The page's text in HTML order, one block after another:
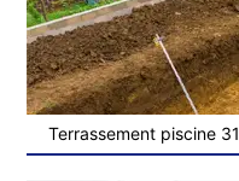
Terrassement piscine 31